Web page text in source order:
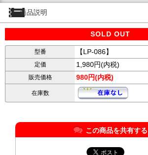
商品説明
SOLD OUT
型番 【LP-086】
定価 1,980円(内税)
販売価格 980円(内税)
在庫数
この商品を共有する